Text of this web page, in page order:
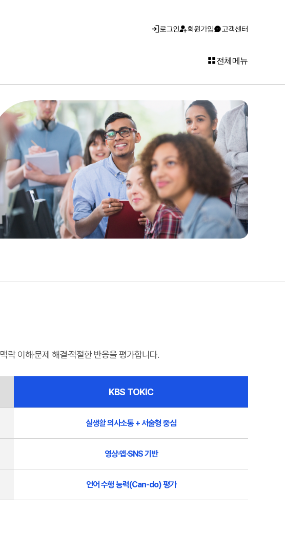
로그인 회원가입 고객센터
전체메뉴
맥락 이해·문제 해결·적절한 반응을 평가합니다.
KBS TOKIC
실생활 의사소통 + 서술형 중심
영상·앱·SNS 기반
언어 수행 능력(Can-do) 평가